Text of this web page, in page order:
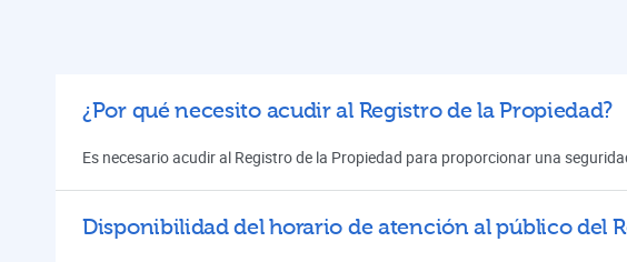
¿Por qué necesito acudir al Registro de la Propiedad?
Es necesario acudir al Registro de la Propiedad para proporcionar una
Disponibilidad del horario de atención al público del